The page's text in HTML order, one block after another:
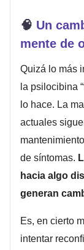
🧠 Un
mente de
Quizá lo más
la psilocibina
lo hace. La
actuales
de síntomas.
hacia algo
generan
Es, en cierto
intentar